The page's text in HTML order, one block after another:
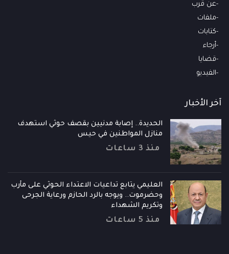
عن قرب
ملفات
كتابات
أرجاء
قضايا
الفيديو
آخر الأخبار
الحديدة.. إصابة مدنيين بقصف حوثي استهدف
منازل المواطنين في حيس
منذ 3 ساعات
العليمي يتابع تداعيات الاعتداء الحوثي على مأرب
وحضرموت.. ويوجه بالرد الحازم ورعاية الجرحى
وتكريم الشهداء
منذ 5 ساعات